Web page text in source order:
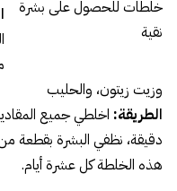
خلطات للحصول على بشرة
نقية
وزيت زيتون، والحليب
الطريقة:
دقيقة، نظفي البشرة بقطعة
هذه الخلطة كل عشرة أيام.